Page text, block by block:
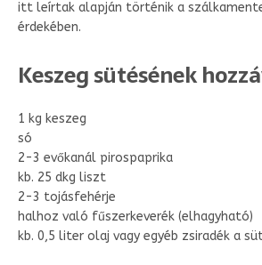
itt leírtak alapján történik a
érdekében.
Keszeg sütésének
1 kg keszeg
só
2-3 evőkanál pirospaprika
kb. 25 dkg liszt
2-3 tojásfehérje
halhoz való fűszerkeverék (elhagyható)
kb. 0,5 liter olaj vagy egyéb zsiradék a